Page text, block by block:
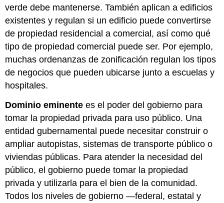
verde debe mantenerse. También aplican a edificios
existentes y regulan si un edificio puede convertirse
de propiedad residencial a comercial, así como qué
tipo de propiedad comercial puede ser. Por ejemplo,
muchas ordenanzas de zonificación regulan los tipos
de negocios que pueden ubicarse junto a escuelas y
hospitales.
Dominio eminente es el poder del gobierno para
tomar la propiedad privada para uso público. Una
entidad gubernamental puede necesitar construir o
ampliar autopistas, sistemas de transporte público o
viviendas públicas. Para atender la necesidad del
público, el gobierno puede tomar la propiedad
privada y utilizarla para el bien de la comunidad.
Todos los niveles de gobierno —federal, estatal y